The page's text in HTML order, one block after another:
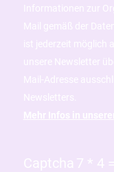
Informationen zur
Mail gemäß der
ist jederzeit möglich
unsere Newsletter
Mail-Adresse
Newsletters.
Mehr Infos in
Captcha 7 * 4